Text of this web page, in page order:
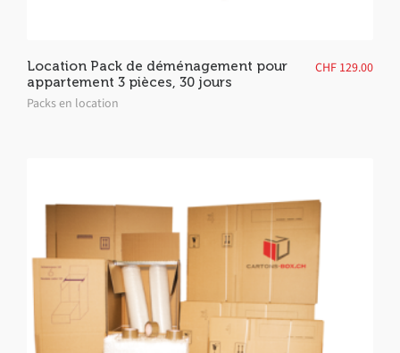
Location Pack de déménagement pour
appartement 3 pièces, 30 jours
Packs en location
CHF 129.00